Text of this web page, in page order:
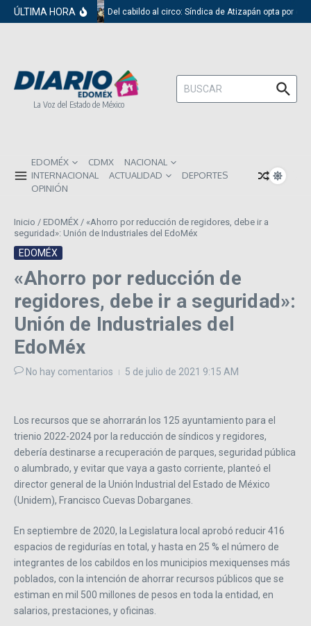
Saltar al contenido
ÚLTIMA HORA Del cabildo al circo: Síndica de Atizapán opta por el
La Voz del Estado de México
Buscar:
EDOMÉX CDMX
NACIONAL
INTERNACIONAL
ACTUALIDAD
DEPORTES
OPINIÓN
Inicio / EDOMÉX / «Ahorro por reducción de regidores, debe ir a
seguridad»: Unión de Industriales del EdoMéx
EDOMÉX
«Ahorro por reducción de
regidores, debe ir a seguridad»:
Unión de Industriales del
EdoMéx
No hay comentarios 5 de julio de 2021 9:15 AM
Los recursos que se ahorrarán los 125 ayuntamiento para el
trienio 2022-2024 por la reducción de síndicos y regidores,
debería destinarse a recuperación de parques, seguridad pública
o alumbrado, y evitar que vaya a gasto corriente, planteó el
director general de la Unión Industrial del Estado de México
(Unidem), Francisco Cuevas Dobarganes.
En septiembre de 2020, la Legislatura local aprobó reducir 416
espacios de regidurías en total, y hasta en 25 % el número de
integrantes de los cabildos en los municipios mexiquenses más
poblados, con la intención de ahorrar recursos públicos que se
estiman en mil 500 millones de pesos en toda la entidad, en
salarios, prestaciones, y oficinas.